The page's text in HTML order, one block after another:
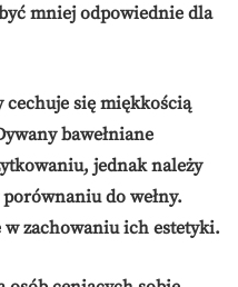
mniej odpowiednie dla
się miękkością
bawełniane
jednak należy
do wełny.
w zachowaniu ich estetyki.